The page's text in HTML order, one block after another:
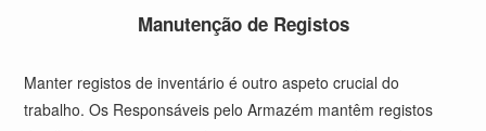
Manutenção de Registos
Manter registos de inventário é outro aspeto crucial do
trabalho. Os Responsáveis pelo Armazém mantêm registos